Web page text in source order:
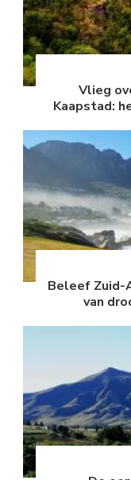
Vlieg
Kaapstad:
Beleef Zuid-
van